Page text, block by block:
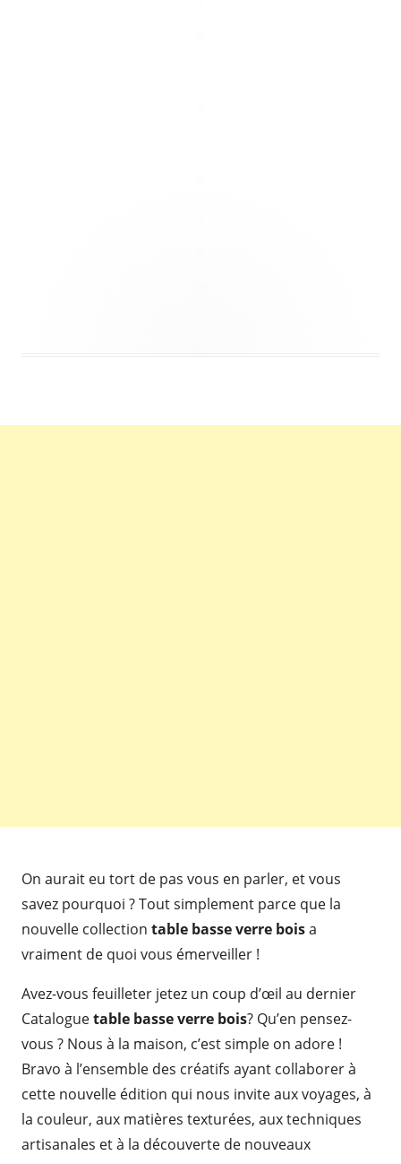
On aurait eu tort de pas vous en parler, et vous
savez pourquoi ? Tout simplement parce que la
nouvelle collection table basse verre boisa
vraiment de quoi vous émerveiller !
Avez-vous feuilleter jetez un coup d’œil au dernier
Cataloguetable basse verre bois? Qu’en pensez-
vous ? Nous à la maison, c’est simple on adore !
Bravo à l’ensemble des créatifs ayant collaborer à
cette nouvelle édition qui nous invite aux voyages, à
la couleur, aux matières texturées, aux techniques
artisanales et à la découverte de nouveaux